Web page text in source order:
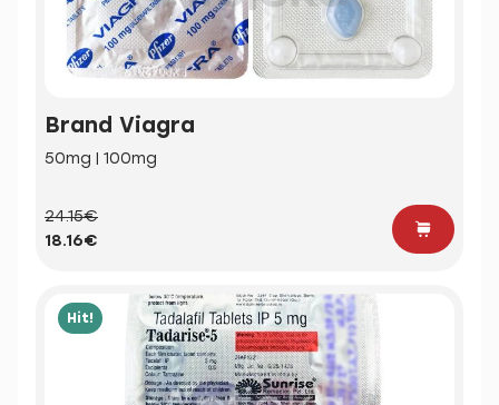
Brand Viagra
50mg | 100mg
24.15€
18.16€
Hit!